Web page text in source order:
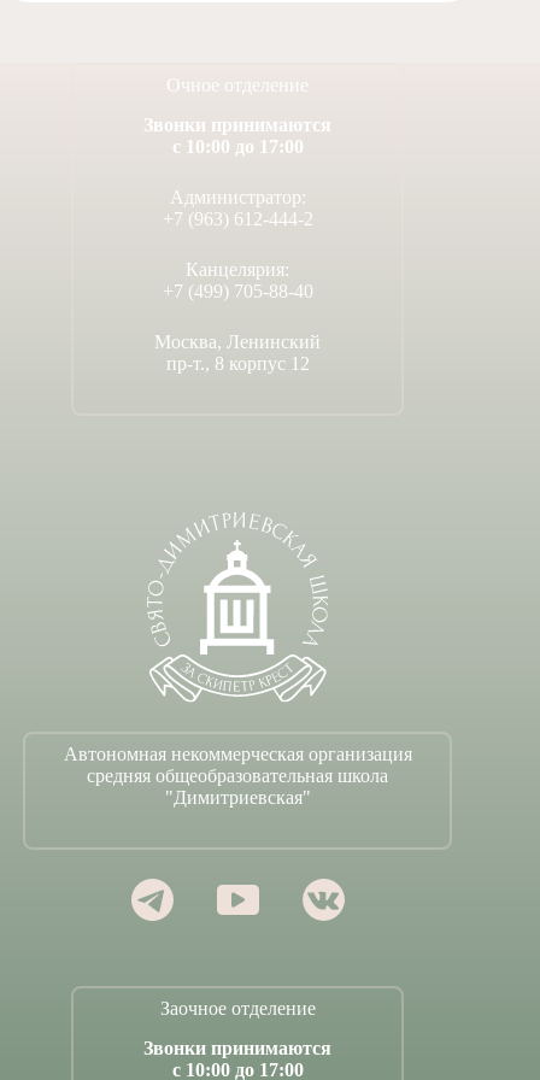
Очное отделение
Звонки принимаются
с 10:00 до 17:00
Администратор:
+7 (963) 612-444-2
Канцелярия:
+7 (499) 705-88-40
Москва, Ленинский
пр-т., 8 корпус 12
Автономная некоммерческая организация
средняя общеобразовательная школа
"Димитриевская"
Заочное отделение
Звонки принимаются
с 10:00 до 17:00